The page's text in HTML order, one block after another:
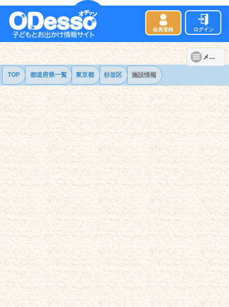
会員登録 ログイン
メニュー
TOP 都道府県一覧 東京都 杉並区 施設情報